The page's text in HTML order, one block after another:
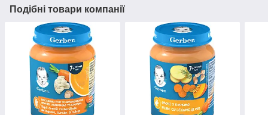
Подібні товари компанії